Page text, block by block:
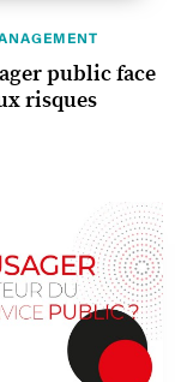
public face
risques